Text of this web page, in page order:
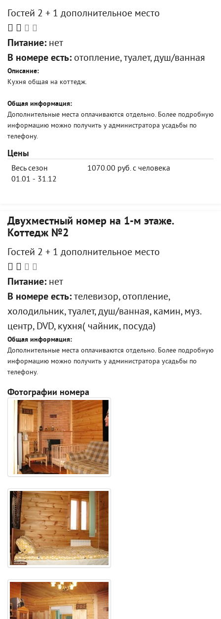
Гостей 2 + 1 дополнительное место
Питание: нет
В номере есть: отопление, туалет, душ/ванная
Описание:
Кухня общая на коттедж.
Общая информация:
Дополнительные места оплачиваются отдельно. Более подробную
информацию можно получить у администратора усадьбы по
телефону.
Цены
Весь сезон
01.01 - 31.12
1070.00 руб. с человека
Двухместный номер на 1-м этаже.
Коттедж №2
Гостей 2 + 1 дополнительное место
Питание: нет
В номере есть: телевизор, отопление,
холодильник, туалет, душ/ванная, камин, муз.
центр, DVD, кухня( чайник, посуда)
Общая информация:
Дополнительные места оплачиваются отдельно. Более подробную
информацию можно получить у администратора усадьбы по
телефону.
Фотографии номера